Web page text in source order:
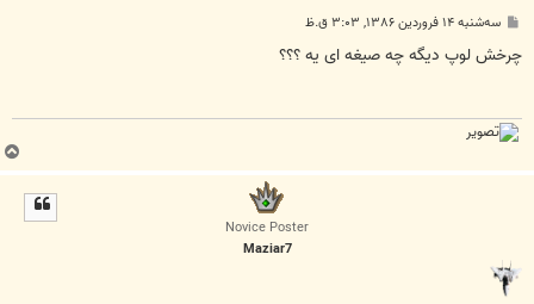
ت
سه‌شنبه ۱۴ فروردین ۱۳۸۶, ۳:۰۳ ق.ظ
چرخش لوپ دیگه چه صیغه ای یه ؟؟؟
Novice Poster
Maziar7